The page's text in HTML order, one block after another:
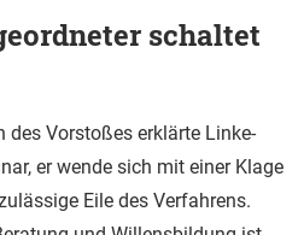
schaltet
des Vorstoßes erklärte Linke-
er wende sich mit einer Klage
Eile des Verfahrens.